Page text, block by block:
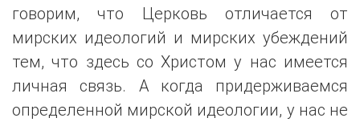
говорим, что Церковь отличается от
мирских идеологий и мирских убеждений
тем, что здесь со Христом у нас имеется
личная связь. А когда придерживаемся
определенной мирской идеологии, у нас не